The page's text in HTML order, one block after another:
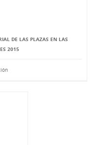
DE LAS PLAZAS EN LAS
2015